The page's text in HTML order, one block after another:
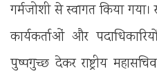
गर्मजोशी से स्वागत किया
कार्यकर्ताओं और
पुष्पगुच्छ देकर राष्ट्रीय